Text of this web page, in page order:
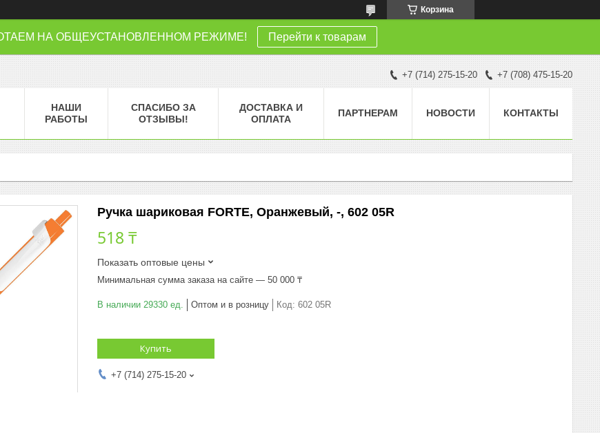
Корзина
НА ОБЩЕУСТАНОВЛЕННОМ РЕЖИМЕ! Перейти к товарам
+7 (714) 275-15-20 +7 (708) 475-15-20
НАШИ
РАБОТЫ
СПАСИБО ЗА
ОТЗЫВЫ!
ДОСТАВКА И
ОПЛАТА
ПАРТНЕРАМ НОВОСТИ КОНТАКТЫ
Ручка шариковая FORTE, Оранжевый, -, 602 05R
518 ₸
Показать оптовые цены
Минимальная сумма заказа на сайте — 50 000 ₸
В наличии 29330 ед. Оптом и в розницу Код: 602 05R
Купить
+7 (714) 275-15-20